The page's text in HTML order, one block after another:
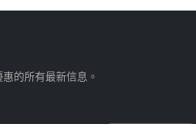
的所有最新信息。